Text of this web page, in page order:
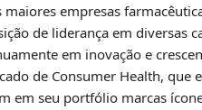
empresas
de liderança em diversas
em inovação e
de Consumer Health, que
em seu portfólio marcas